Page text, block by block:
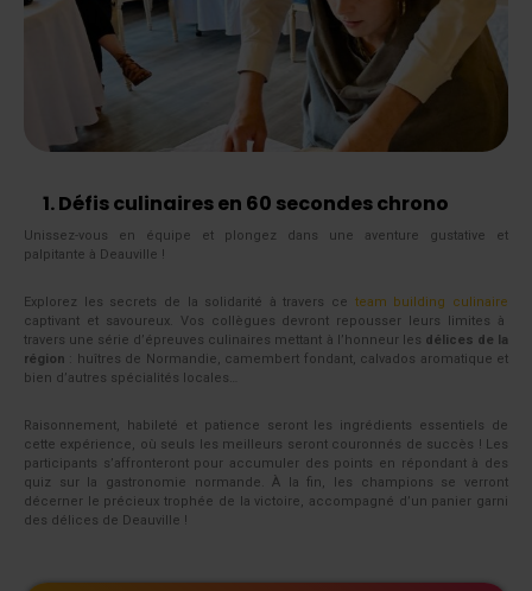
1. Défis culinaires en 60 secondes chrono
Unissez-vous en équipe et plongez dans une aventure gustative et
palpitante à Deauville !
Explorez les secrets de la solidarité à travers ce team building culinaire
captivant et savoureux. Vos collègues devront repousser leurs limites à
travers une série d’épreuves culinaires mettant à l’honneur les délices de la
région : huîtres de Normandie, camembert fondant, calvados aromatique et
bien d’autres spécialités locales…
Raisonnement, habileté et patience seront les ingrédients essentiels de
cette expérience, où seuls les meilleurs seront couronnés de succès ! Les
participants s’affronteront pour accumuler des points en répondant à des
quiz sur la gastronomie normande. À la fin, les champions se verront
décerner le précieux trophée de la victoire, accompagné d’un panier garni
des délices de Deauville !